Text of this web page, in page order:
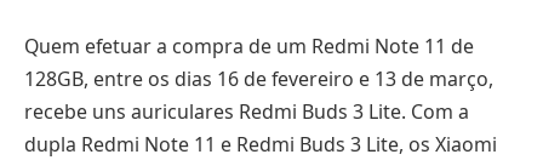
Quem efetuar a compra de um Redmi Note 11 de
128GB, entre os dias 16 de fevereiro e 13 de março,
recebe uns auriculares Redmi Buds 3 Lite. Com a
dupla Redmi Note 11 e Redmi Buds 3 Lite, os Xiaomi